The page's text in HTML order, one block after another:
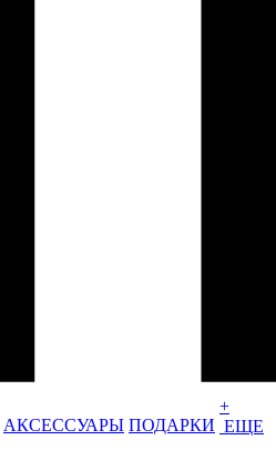
АКСЕССУАРЫ ПОДАРКИ
+
ЕЩЕ